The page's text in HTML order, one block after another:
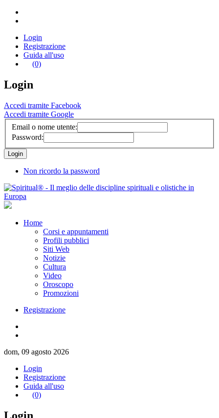
Login
Registrazione
Guida all'uso
(0)
Login
Accedi tramite Facebook
Accedi tramite Google
Email o nome utente:
Password:
Non ricordo la password
Home
Corsi e appuntamenti
Profili pubblici
Siti Web
Notizie
Cultura
Video
Oroscopo
Promozioni
Registrazione
dom, 09 agosto 2026
Login
Registrazione
Guida all'uso
(0)